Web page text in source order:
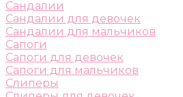
Сандалии
Сандалии для девочек
Сандалии для мальчиков
Сапоги
Сапоги для девочек
Сапоги для мальчиков
Слиперы